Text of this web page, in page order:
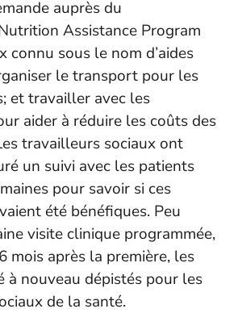
auprès du
Assistance Program
connu sous le nom d’aides
le transport pour les
et travailler avec les
aider à réduire les coûts des
travailleurs sociaux ont
un suivi avec les patients
pour savoir si ces
été bénéfiques. Peu
visite clinique programmée,
mois après la première, les
à nouveau dépistés pour les
de la santé.